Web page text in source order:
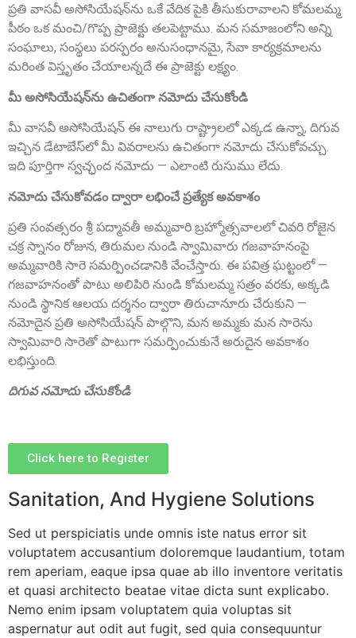
Sri A.S. Aswathanarayana Setty
Founder Donor, Gowribidanur, Karnataka
Sri P.D. Gurumurthy
Founder Donor, Chikkballapur, Karnataka
Founder Donor, Bagepalli, Karnataka
ప్రతి వాసవీ అసోసియేషన్‌ను ఒకే వేదిక పైకి తీసుకురావాలని కోమలమ్మ
పీఠం ఒక మంచి/గొప్ప ప్రాజెక్టు తలపెట్టాము. మన సమాజంలోని అన్ని
సంఘాలు, సంస్థలు పరస్పరం అనుసంధానమై, సేవా కార్యక్రమాలను
మరింత విస్తృతం చేయాలన్నదే ఈ ప్రాజెక్టు లక్ష్యం.
మీ అసోసియేషన్‌ను ఉచితంగా నమోదు చేసుకోండి
మీ వాసవీ అసోసియేషన్ ఈ నాలుగు రాష్ట్రాలలో ఎక్కడ ఉన్నా, దిగువ
ఇచ్చిన డేటాబేస్‌లో మీ వివరాలను ఉచితంగా నమోదు చేసుకోవచ్చు.
ఇది పూర్తిగా స్వచ్ఛంద నమోదు — ఎలాంటి రుసుము లేదు.
నమోదు చేసుకోవడం ద్వారా లభించే ప్రత్యేక అవకాశం
ప్రతి సంవత్సరం శ్రీ పద్మావతీ అమ్మవారి బ్రహ్మోత్సవాలలో చివరి రోజైన
చక్ర స్నానం రోజున, తిరుమల నుండి స్వామివారు గజవాహనంపై
అమ్మవారికి సారె సమర్పించడానికి వేంచేస్తారు. ఈ పవిత్ర ఘట్టంలో —
గజవాహనంతో పాటు అలిపిరి నుండి కోమలమ్మ సత్రం వరకు, అక్కడి
నుండి స్థానిక ఆలయ దర్శనం ద్వారా తిరుచానూరు చేరుకుని —
నమోదైన ప్రతి అసోసియేషన్ పాల్గొని, మన అమ్మకు మన సారెను
స్వామివారి సారెతో పాటుగా సమర్పించుకునే అరుదైన అవకాశం
లభిస్తుంది.
దిగువ నమోదు చేసుకోండి
Click here to Register
Sanitation, And Hygiene Solutions
Sed ut perspiciatis unde omnis iste natus error sit
voluptatem accusantium doloremque laudantium, totam
rem aperiam, eaque ipsa quae ab illo inventore veritatis
et quasi architecto beatae vitae dicta sunt explicabo.
Nemo enim ipsam voluptatem quia voluptas sit
aspernatur aut odit aut fugit, sed quia consequuntur